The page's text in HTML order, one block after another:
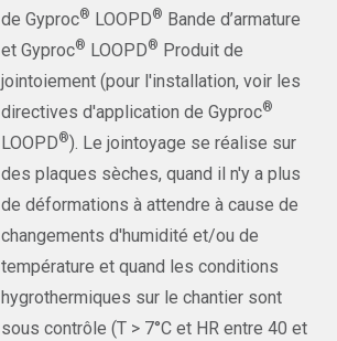
de Gyproc® LOOPD® Bande d’armature
et Gyproc® LOOPD® Produit de
jointoiement (pour l'installation, voir les
directives d'application de Gyproc®
LOOPD®). Le jointoyage se réalise sur
des plaques sèches, quand il n'y a plus
de déformations à attendre à cause de
changements d'humidité et/ou de
température et quand les conditions
hygrothermiques sur le chantier sont
sous contrôle (T > 7°C et HR entre 40 et